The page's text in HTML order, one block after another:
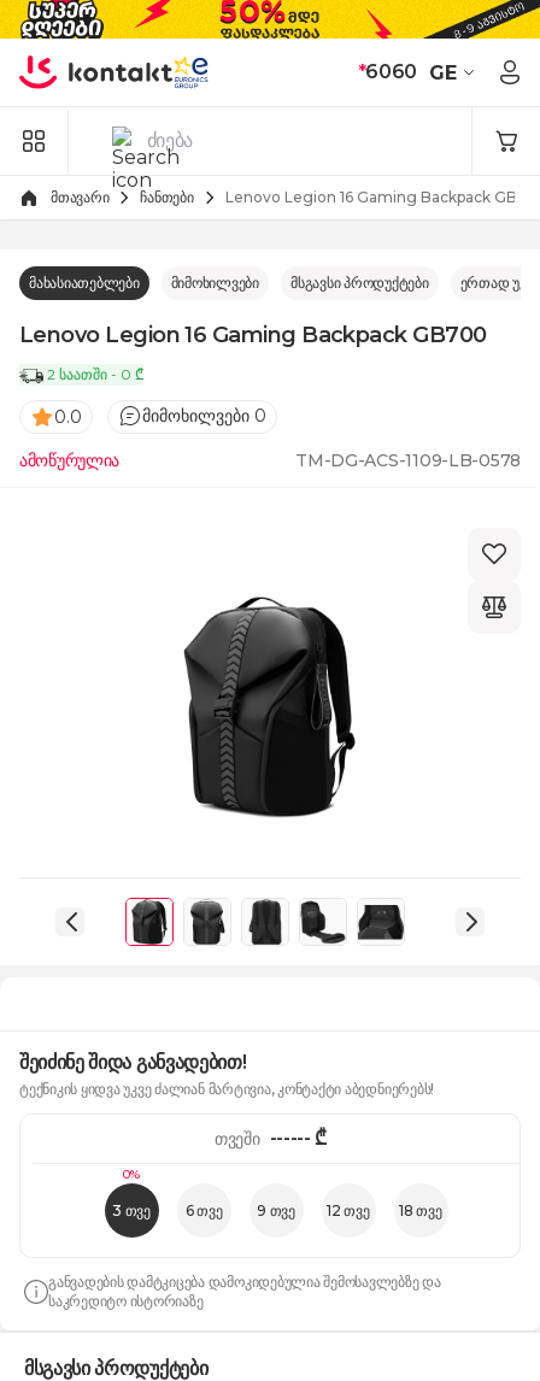
Skip to Content
*6060 GE
მთავარი ჩანთები Lenovo Legion 16 Gaming Backpack
მახასიათებლები მიმოხილვები მსგავსი პროდუქტები ერთად
Lenovo Legion 16 Gaming Backpack GB700
2 საათში - 0 ₾
0.0 მიმოხილვები 0
ამოწურულია TM-DG-ACS-1109-LB-0578
შეიძინე შიდა განვადებით!
ტექნიკის ყიდვა უკვე ძალიან მარტივია, კონტაქტი აბედნიერებს!
0%
3 თვე 6 თვე 9 თვე 12 თვე 18 თვე
თვეში ------₾
განვადების დამტკიცება დამოკიდებულია შემოსავლებზე და
საკრედიტო ისტორიაზე
მსგავსი პროდუქტები